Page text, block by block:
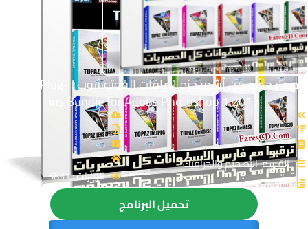
إصدار جديد من أشهر حزم إضافات الفوتوشوب | Topaz Plug-
ins Bundle for Adobe Photoshop 1.2017
القسم: التصميم والجرافيك
الزيارات : 5831
تحميل البرنامج